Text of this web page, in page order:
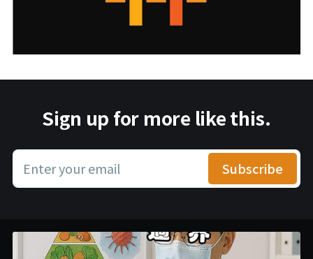
Sign up for more like this.
Enter your email Subscribe